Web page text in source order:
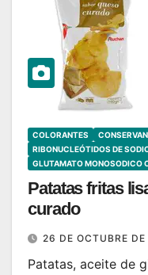
COLORANTES
RIBONUCLEÓTIDOS DE
GLUTAMATO MONOSODICO
Patatas fritas
curado
26 DE OCTUBRE DE
Patatas, aceite de